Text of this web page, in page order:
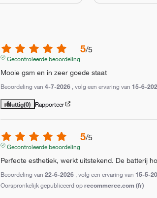
5/5
Gecontroleerde beoordeling
Mooie gsm en in zeer goede staat
Beoordeling van4-7-2026 , volg een ervaring van 15-6-
Nuttig(0) Rapporteer
5/5
Gecontroleerde beoordeling
Perfecte esthetiek, werkt uitstekend. De batterij
Beoordeling van22-6-2026 , volg een ervaring van 15-5-
Oorspronkelijk gepubliceerd oprecommerce.com (fr)